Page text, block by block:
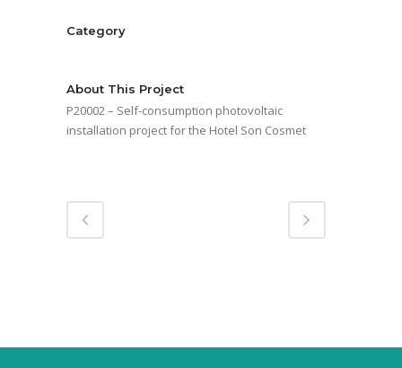
Category
About This Project
P20002 – Self-consumption photovoltaic
installation project for the Hotel Son Cosmet